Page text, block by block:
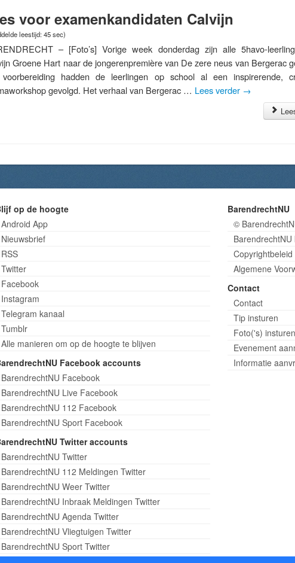
voor examenkandidaten Calvijn
leestijd: 45 sec)
– [Foto’s] Vorige week donderdag zijn alle 5havo-
Groene Hart naar de jongerenpremière van De zere neus van Bergerac
hadden de leerlingen op school al een inspirerende,
gevolgd. Het verhaal van Bergerac … Lees verder →
op de hoogte
Android App
Nieuwsbrief
RSS
Twitter
Facebook
Instagram
Telegram kanaal
Tumblr
Alle manieren om op de hoogte te blijven
Facebook accounts
BarendrechtNU Facebook
BarendrechtNU Live Facebook
BarendrechtNU 112 Facebook
BarendrechtNU Sport Facebook
Twitter accounts
BarendrechtNU Twitter
BarendrechtNU 112 Meldingen Twitter
BarendrechtNU Weer Twitter
BarendrechtNU Inbraak Meldingen Twitter
BarendrechtNU Agenda Twitter
BarendrechtNU Vliegtuigen Twitter
BarendrechtNU Sport Twitter
BarendrechtNU
©
Algemene
Contact
Contact
Tip insturen
Foto('s) insturen
Evenement
Informatie